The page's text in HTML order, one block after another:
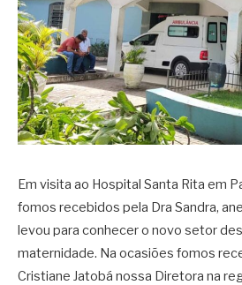
Em visita ao Hospital Santa Rita em
fomos recebidos pela Dra Sandra,
levou para conhecer o novo setor
maternidade. Na ocasiões fomos
Cristiane Jatobá nossa Diretora na